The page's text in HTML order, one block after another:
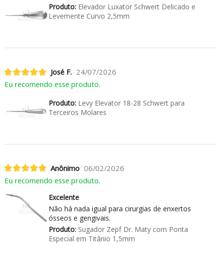
Produto:Elevador Luxator Schwert Delicado e
Levemente Curvo 2,5mm
José F. 24/07/2026
Eu recomendo esse produto.
Produto:Levy Elevator 18-28 Schwert para
Terceiros Molares
Anônimo 06/02/2026
Eu recomendo esse produto.
Excelente
Não há nada igual para cirurgias de enxertos
ósseos e gengivais.
Produto:Sugador Zepf Dr. Maty com Ponta
Especial em Titânio 1,5mm